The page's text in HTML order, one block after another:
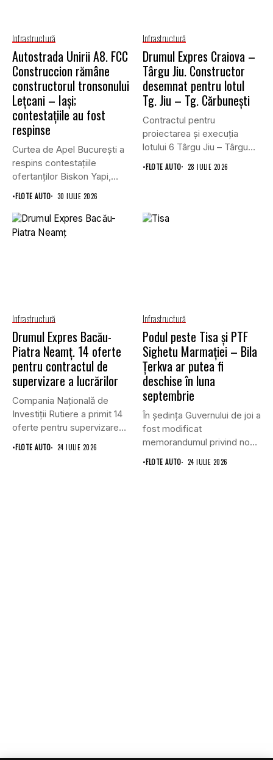
Infrastructură
Autostrada Unirii A8. FCC
Construccion rămâne
constructorul tronsonului
Lețcani – Iași;
contestațiile au fost
respinse
Curtea de Apel București a
respins contestațiile
ofertanților Biskon Yapi,
Straco și...
•FLOTE AUTO 30 IULIE 2026
Infrastructură
Drumul Expres Craiova –
Târgu Jiu. Constructor
desemnat pentru lotul
Tg. Jiu – Tg. Cărbunești
Contractul pentru
proiectarea și execuția
lotului 6 Târgu Jiu – Târgu
Cărbunești,...
•FLOTE AUTO 28 IULIE 2026
Infrastructură
Drumul Expres Bacău-
Piatra Neamț. 14 oferte
pentru contractul de
supervizare a lucrărilor
Compania Națională de
Investiții Rutiere a primit 14
oferte pentru supervizarea
lucrărilor...
•FLOTE AUTO 24 IULIE 2026
Infrastructură
Podul peste Tisa și PTF
Sighetu Marmației – Bila
Țerkva ar putea fi
deschise în luna
septembrie
În ședința Guvernului de joi a
fost modificat
memorandumul privind noul
punct...
•FLOTE AUTO 24 IULIE 2026